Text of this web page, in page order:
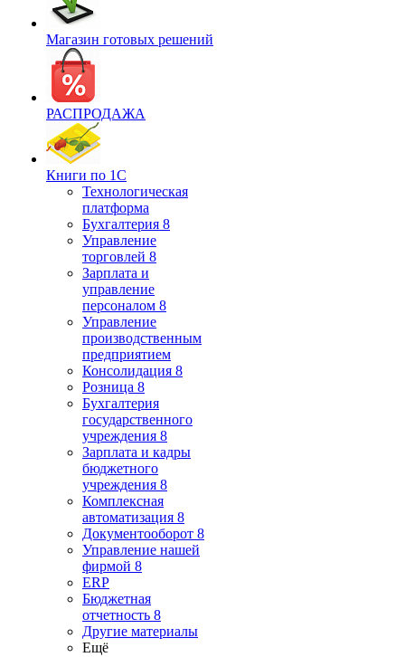
Магазин готовых решений
РАСПРОДАЖА
Книги по 1С
Технологическая
платформа
Бухгалтерия 8
Управление
торговлей 8
Зарплата и
управление
персоналом 8
Управление
производственным
предприятием
Консолидация 8
Розница 8
Бухгалтерия
государственного
учреждения 8
Зарплата и кадры
бюджетного
учреждения 8
Комплексная
автоматизация 8
Документооборот 8
Управление нашей
фирмой 8
ERP
Бюджетная
отчетность 8
Другие материалы
Ещё